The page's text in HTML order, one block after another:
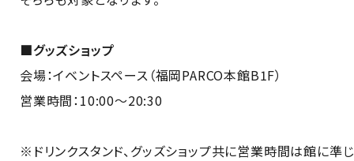
■グッズショップ
会場：イベントスペース（福岡PARCO本館B1F）
営業時間：10:00～20:30
※ドリンクスタンド、グッズショップ共に営業時間は館に準